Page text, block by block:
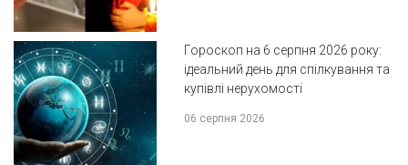
Гороскоп на 6 серпня 2026 року:
ідеальний день для спілкування та
купівлі нерухомості
06 серпня 2026